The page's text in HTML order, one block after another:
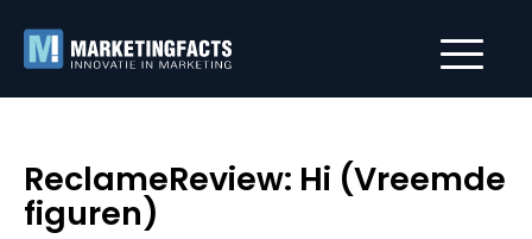
ReclameReview: Hi (Vreemde
figuren)